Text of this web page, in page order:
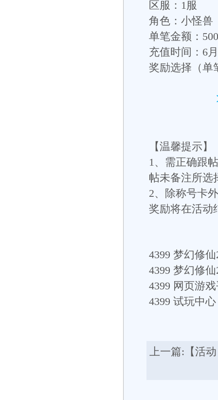
区服：1服
角色：小怪兽
单笔金额：
充值时间：6
奖励选择（单
【温馨提示】
1、需正确跟
帖未备注所选
2、除称号卡
奖励将在活动
4399 梦幻修仙
4399 梦幻修
4399 网页游
4399 试玩中心
上一篇: 【活